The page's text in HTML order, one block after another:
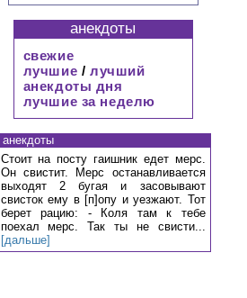
анекдоты
свежие
лучшие / лучший
анекдоты дня
лучшие за неделю
анекдоты
Стоит на посту гаишник едет мерс.
Он свистит. Мерс останавливается
выходят 2 бугая и засовывают
свисток ему в [п]опу и уезжают. Тот
берет рацию: - Коля там к тебе
поехал мерс. Так ты не свисти...
[дальше]